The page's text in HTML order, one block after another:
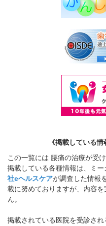
《掲載している
この一覧には 腰痛の治療が受
掲載している各種情報は、ミ
社eヘルスケアが調査した情報
載に努めておりますが、内容
ん。
掲載されている医院を受診さ